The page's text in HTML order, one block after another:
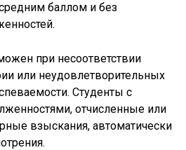
баллом и без
при несоответствии
или неудовлетворительных
Студенты с
отчисленные или
взыскания, автоматически